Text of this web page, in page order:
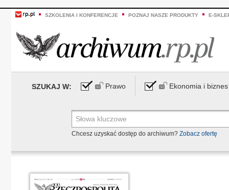
SZKOLENIA I KONFERENCJE POZNAJ NASZE PRODUKTY E-
SZUKAJ W: Prawo Ekonomia i biznes
Chcesz uzyskać dostęp do archiwum? Zobacz ofertę